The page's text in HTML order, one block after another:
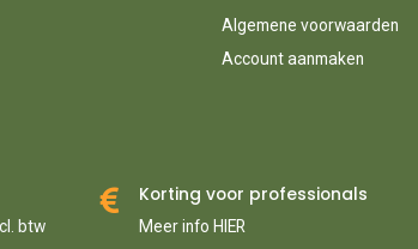
Algemene voorwaarden
Account aanmaken
btw
Korting voor professionals
Meer info HIER